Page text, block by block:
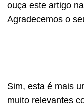
ouça este artigo
Agradecemos o
Sim, esta é mais
muito relevantes